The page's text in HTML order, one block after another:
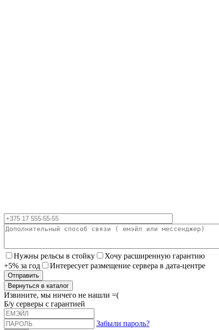
Нужны рельсы в стойку
Хочу расширенную гарантию
+5% за год
Интересует размещение сервера в дата-центре
Вернуться в каталог
Извините, мы ничего не нашли =(
Б/у серверы с гарантией
Забыли пароль?